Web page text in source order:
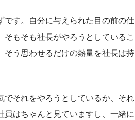
です。自分に与えられた目の前の仕
もそも社長がやろうとしているこ
そう思わせるだけの熱量を社長は持
でそれをやろうとしているか、それ
はちゃんと見ていますし、一緒に